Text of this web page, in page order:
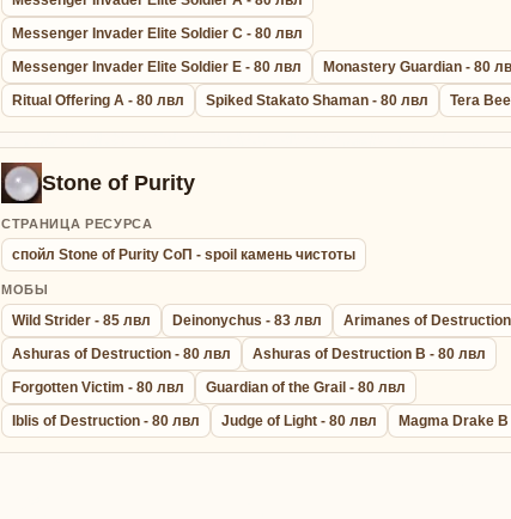
Messenger Invader Elite Soldier C - 80 лвл
Messenger Invader Elite Soldier E - 80 лвл
Monastery Guardian - 80
Ritual Offering A - 80 лвл
Spiked Stakato Shaman - 80 лвл Tera
Stone of Purity
СТРАНИЦА РЕСУРСА
спойл Stone of Purity СоП - spoil камень чистоты
МОБЫ
Wild Strider - 85 лвл Deinonychus - 83 лвл
Arimanes of
Ashuras of Destruction - 80 лвл
Ashuras of Destruction B - 80 лвл
Forgotten Victim - 80 лвл
Guardian of the Grail - 80 лвл
Iblis of Destruction - 80 лвл
Judge of Light - 80 лвл Magma Drake